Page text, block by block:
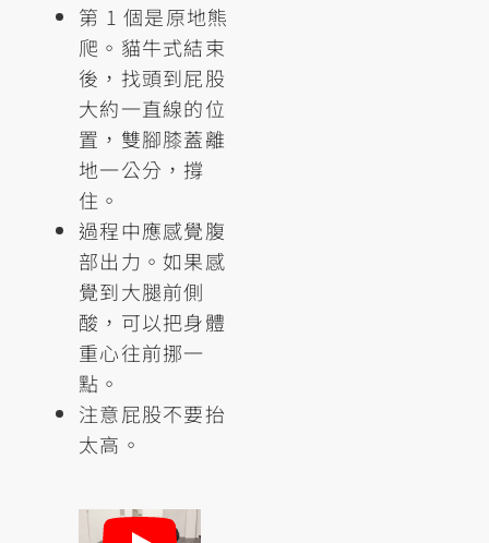
第 1 個是原地熊
爬。貓牛式結束
後，找頭到屁股
大約一直線的位
置，雙腳膝蓋離
地一公分，撐
住。
過程中應感覺腹
部出力。如果感
覺到大腿前側
酸，可以把身體
重心往前挪一
點。
注意屁股不要抬
太高。